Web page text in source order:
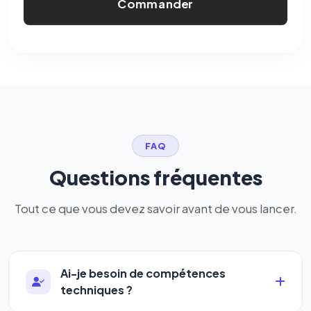
Commander
FAQ
Questions fréquentes
Tout ce que vous devez savoir avant de vous lancer.
Ai-je besoin de compétences
techniques ?